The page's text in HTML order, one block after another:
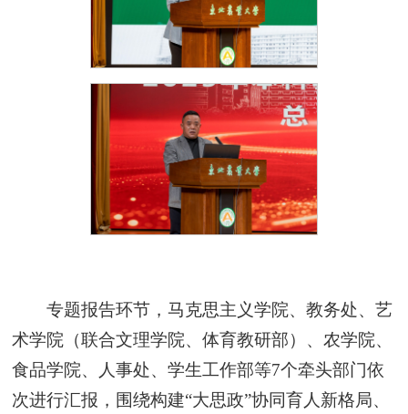
专题报告环节，马克思主义学院、教务处、艺
术学院（联合文理学院、体育教研部）、农学院、
食品学院、人事处、学生工作部等7个牵头部门依
次进行汇报，围绕构建“大思政”协同育人新格局、